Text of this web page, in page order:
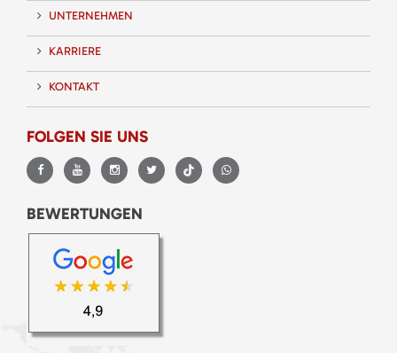
UNTERNEHMEN
KARRIERE
KONTAKT
FOLGEN SIE UNS
BEWERTUNGEN